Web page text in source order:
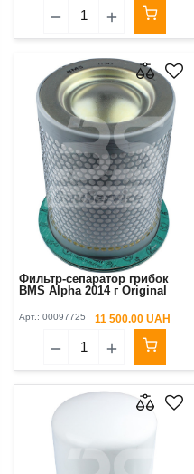
Фильтр-сепаратор грибок
BMS Alpha 2014 г Original
Арт.: 00097725 11 500.00 UAH